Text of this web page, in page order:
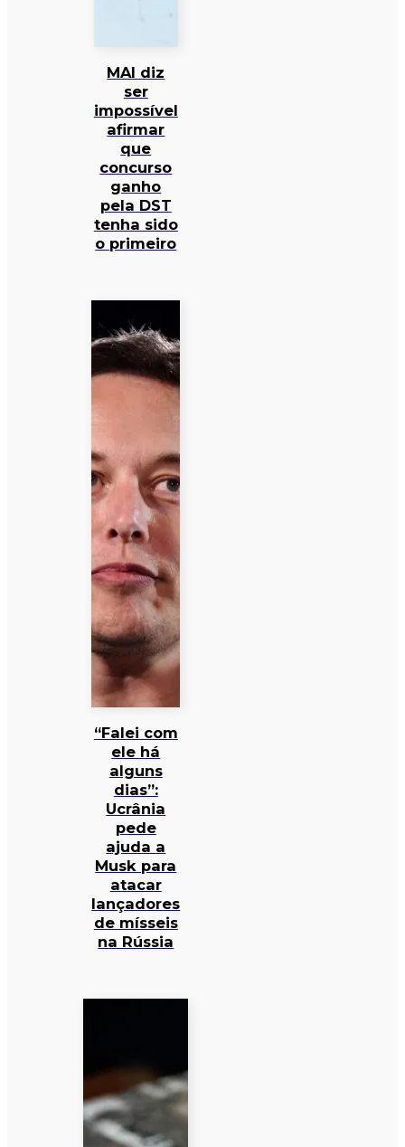
MAI diz
ser
impossível
afirmar
que
concurso
ganho
pela DST
tenha sido
o primeiro
“Falei com
ele há
alguns
dias”:
Ucrânia
pede
ajuda a
Musk para
atacar
lançadores
de mísseis
na Rússia